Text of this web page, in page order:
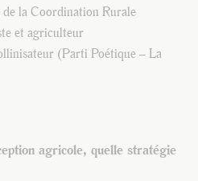
la Coordination Rurale
et agriculteur
(Parti Poétique – La
agricole, quelle stratégie